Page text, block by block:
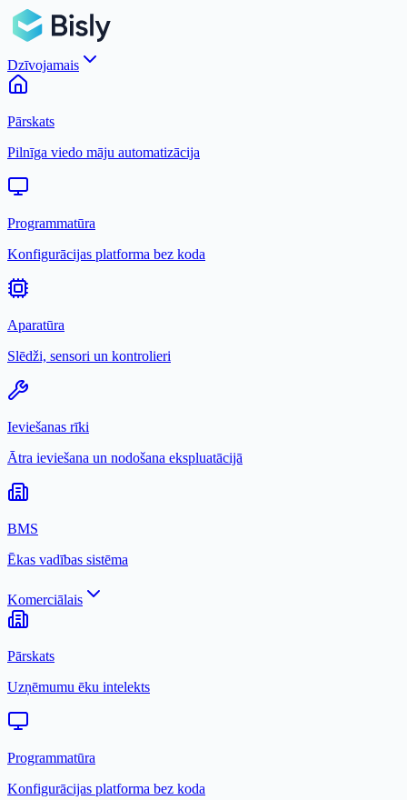
Dzīvojamais
Pārskats
Pilnīga viedo māju automatizācija
Programmatūra
Konfigurācijas platforma bez koda
Aparatūra
Slēdži, sensori un kontrolieri
Ieviešanas rīki
Ātra ieviešana un nodošana ekspluatācijā
BMS
Ēkas vadības sistēma
Komerciālais
Pārskats
Uzņēmumu ēku intelekts
Programmatūra
Konfigurācijas platforma bez koda